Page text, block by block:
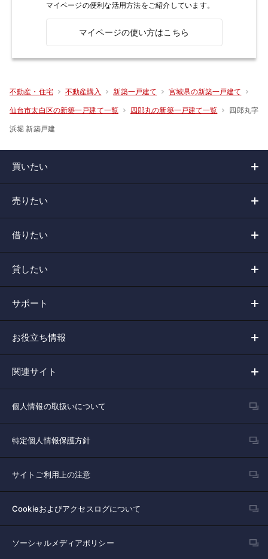
マイページの便利な活用方法をご紹介しています。
マイページの使い方はこちら
不動産・住宅 不動産購入 新築一戸建て 宮城県の新築一戸建て
仙台市太白区の新築一戸建て一覧 四郎丸の新築一戸建て一覧 四郎丸字
浜堀 新築戸建
買いたい
売りたい
借りたい
貸したい
サポート
お役立ち情報
関連サイト
個人情報の取扱いについて
特定個人情報保護方針
サイトご利用上の注意
Cookieおよびアクセスログについて
ソーシャルメディアポリシー